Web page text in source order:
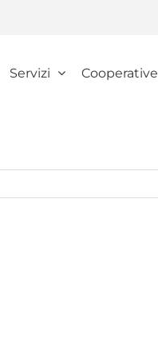
Servizi Cooperative